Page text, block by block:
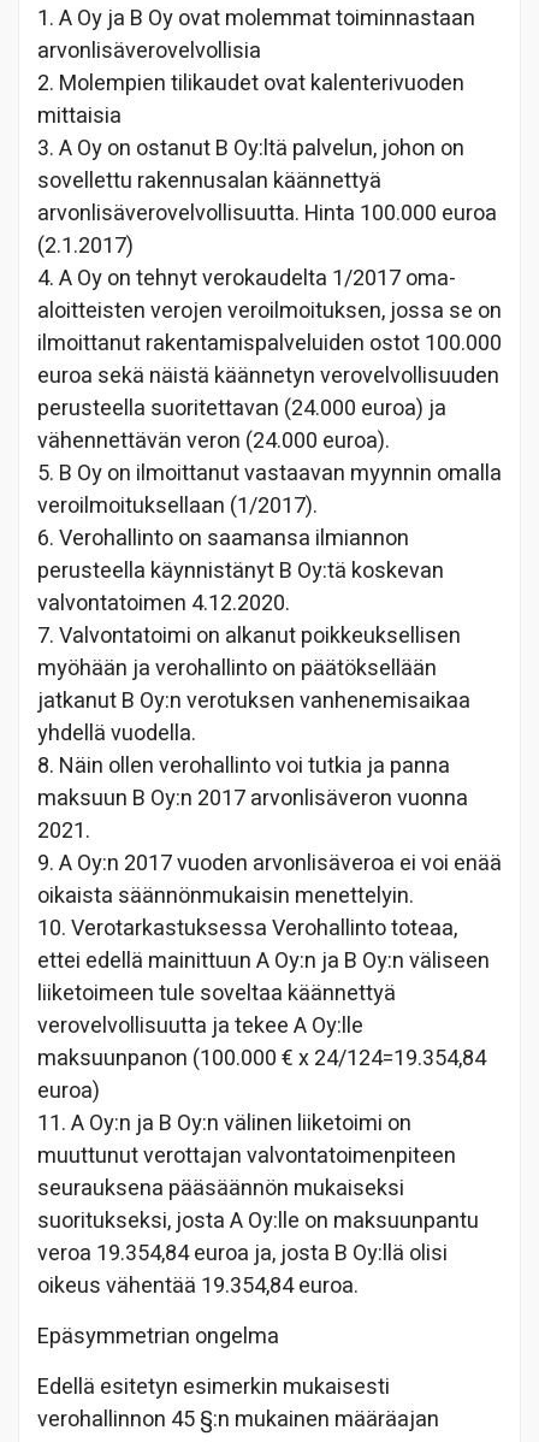
1. A Oy ja B Oy ovat molemmat toiminnastaan
arvonlisäverovelvollisia
2. Molempien tilikaudet ovat kalenterivuoden
mittaisia
3. A Oy on ostanut B Oy:ltä palvelun, johon on
sovellettu rakennusalan käännettyä
arvonlisäverovelvollisuutta. Hinta 100.000 euroa
(2.1.2017)
4. A Oy on tehnyt verokaudelta 1/2017 oma-
aloitteisten verojen veroilmoituksen, jossa se on
ilmoittanut rakentamispalveluiden ostot 100.000
euroa sekä näistä käännetyn verovelvollisuuden
perusteella suoritettavan (24.000 euroa) ja
vähennettävän veron (24.000 euroa).
5. B Oy on ilmoittanut vastaavan myynnin omalla
veroilmoituksellaan (1/2017).
6. Verohallinto on saamansa ilmiannon
perusteella käynnistänyt B Oy:tä koskevan
valvontatoimen 4.12.2020.
7. Valvontatoimi on alkanut poikkeuksellisen
myöhään ja verohallinto on päätöksellään
jatkanut B Oy:n verotuksen vanhenemisaikaa
yhdellä vuodella.
8. Näin ollen verohallinto voi tutkia ja panna
maksuun B Oy:n 2017 arvonlisäveron vuonna
2021.
9. A Oy:n 2017 vuoden arvonlisäveroa ei voi enää
oikaista säännönmukaisin menettelyin.
10. Verotarkastuksessa Verohallinto toteaa,
ettei edellä mainittuun A Oy:n ja B Oy:n väliseen
liiketoimeen tule soveltaa käännettyä
verovelvollisuutta ja tekee A Oy:lle
maksuunpanon (100.000 € x 24/124=19.354,84
euroa)
11. A Oy:n ja B Oy:n välinen liiketoimi on
muuttunut verottajan valvontatoimenpiteen
seurauksena pääsäännön mukaiseksi
suoritukseksi, josta A Oy:lle on maksuunpantu
veroa 19.354,84 euroa ja, josta B Oy:llä olisi
oikeus vähentää 19.354,84 euroa.
Epäsymmetrian ongelma
Edellä esitetyn esimerkin mukaisesti
verohallinnon 45 §:n mukainen määräajan